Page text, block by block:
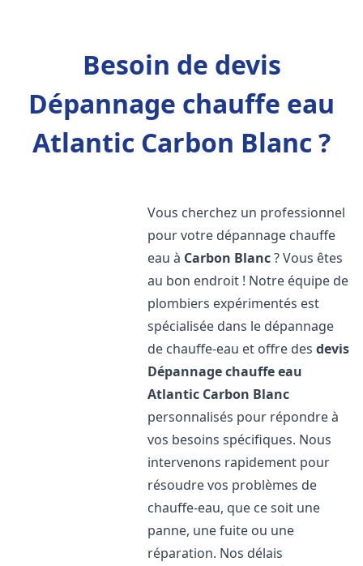
Besoin de devis
Dépannage chauffe eau
Atlantic Carbon Blanc ?
Vous cherchez un professionnel
pour votre dépannage chauffe
eau à Carbon Blanc? Vous êtes
au bon endroit ! Notre équipe de
plombiers expérimentés est
spécialisée dans le dépannage
de chauffe-eau et offre desdevis
Dépannage chauffe eau
Atlantic Carbon Blanc
personnalisés pour répondre à
vos besoins spécifiques. Nous
intervenons rapidement pour
résoudre vos problèmes de
chauffe-eau, que ce soit une
panne, une fuite ou une
réparation. Nos délais